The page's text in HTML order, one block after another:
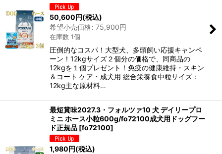
絞り込む
50,600円(税込)
希望小売価格: 75,900円
在庫数 1個
圧倒的なコスパ！大型犬、多頭飼い応援キャンペ
ーン！12kgサイズ２個分の価格で、同商品の
12kgを１個プレゼント！免疫の健康維持・スキン
＆コート ケア・成犬用 総合栄養食中粒サイズ：
12kg主な原材料…
最短賞味2027.3・フォルツァ10 犬 デイリープロ
ミニ ホース小粒600g/fo72100成犬用ドッグフー
ド正規品 [fo72100]
1,980円(税込)